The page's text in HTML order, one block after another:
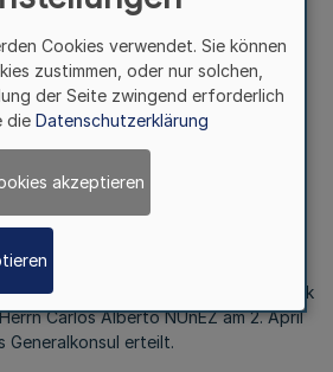
Bekanntmachung
Ministerpräsidenten
M 4 - 01.37-1/24
9. April 2024
dem zum Leiter der
der Dominikanischen Republik
Carlos Alberto NUñEZ am 2. April
Generalkonsul erteilt.
Cookies verwendet. Sie können
zustimmen, oder nur solchen,
der Seite zwingend erforderlich
die Datenschutzerklärung
akzeptieren